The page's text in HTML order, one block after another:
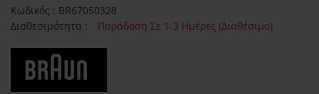
Κωδικός : BR67050328
Διαθεσιμότητα :
Παράδοση Σε 1-3 Ημέρες (Διαθέσιμο)